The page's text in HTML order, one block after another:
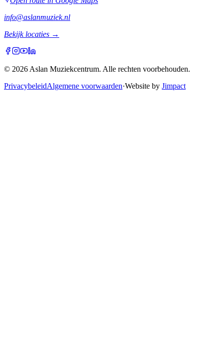
info@aslanmuziek.nl
Bekijk locaties →
© 2026 Aslan Muziekcentrum. Alle rechten voorbehouden.
PrivacybeleidAlgemene voorwaarden·Website by Jimpact